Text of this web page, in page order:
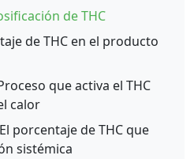
de THC
de THC en el producto
que activa el THC
calor
El porcentaje de THC que
sistémica